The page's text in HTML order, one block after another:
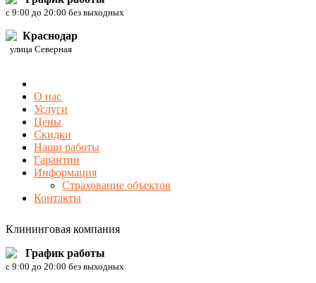
c 9:00 до 20:00 без выходных
Краснодар
улица Северная
О нас
Услуги
Цены
Скидки
Наши работы
Гарантии
Информация
Страхование объектов
Контакты
Клининговая компания
График работы
c 9:00 до 20:00 без выходных